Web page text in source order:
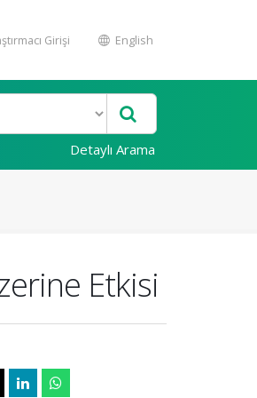
Girişi English
Detaylı Arama
Etkisi